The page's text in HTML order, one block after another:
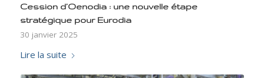
Cession d’Oenodia : une nouvelle étape
stratégique pour Eurodia
30 janvier 2025
Lire la suite